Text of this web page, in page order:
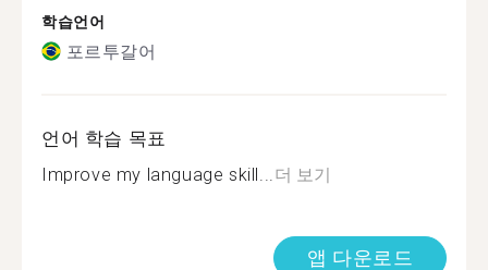
학습언어
포르투갈어
언어 학습 목표
Improve my language skill... 더 보기
앱 다운로드